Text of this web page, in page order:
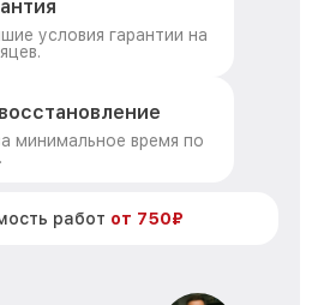
условия гарантии на
минимальное время по
работ от 750₽